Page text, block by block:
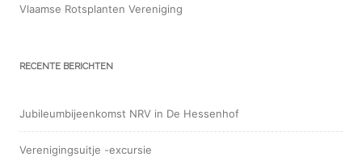
Vlaamse Rotsplanten Vereniging
RECENTE BERICHTEN
Jubileumbijeenkomst NRV in De Hessenhof
Verenigingsuitje -excursie